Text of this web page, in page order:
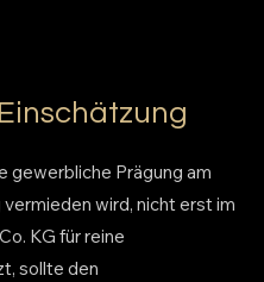
gewerbliche Prägung am
wird, nicht erst im
KG für reine
sollte den